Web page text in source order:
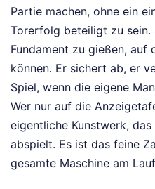
Partie machen, ohne ein
Torerfolg beteiligt zu sein.
Fundament zu gießen, auf
können. Er sichert ab, er
Spiel, wenn die eigene
Wer nur auf die
eigentliche Kunstwerk,
abspielt. Es ist das feine
gesamte Maschine am